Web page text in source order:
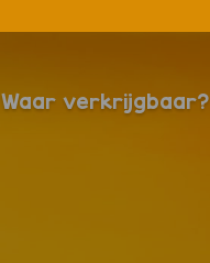
Waar verkrijgbaar?